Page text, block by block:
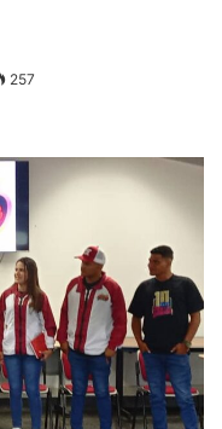
257